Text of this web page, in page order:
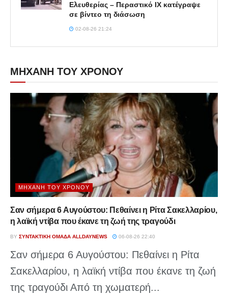
Ελευθερίας – Περαστικό ΙΧ κατέγραψε
σε βίντεο τη διάσωση
02-08-26 21:24
ΜΗΧΑΝΗ ΤΟΥ ΧΡΟΝΟΥ
ΜΗΧΑΝΉ ΤΟΥ ΧΡΌΝΟΥ
Σαν σήμερα 6 Αυγούστου: Πεθαίνει η Ρίτα Σακελλαρίου,
η λαϊκή ντίβα που έκανε τη ζωή της τραγούδι
BY ΣΥΝΤΑΚΤΙΚΉ ΟΜΆΔΑ ALLDAYNEWS 06-08-26 22:40
Σαν σήμερα 6 Αυγούστου: Πεθαίνει η Ρίτα
Σακελλαρίου, η λαϊκή ντίβα που έκανε τη ζωή
της τραγούδι Από τη χωματερή...